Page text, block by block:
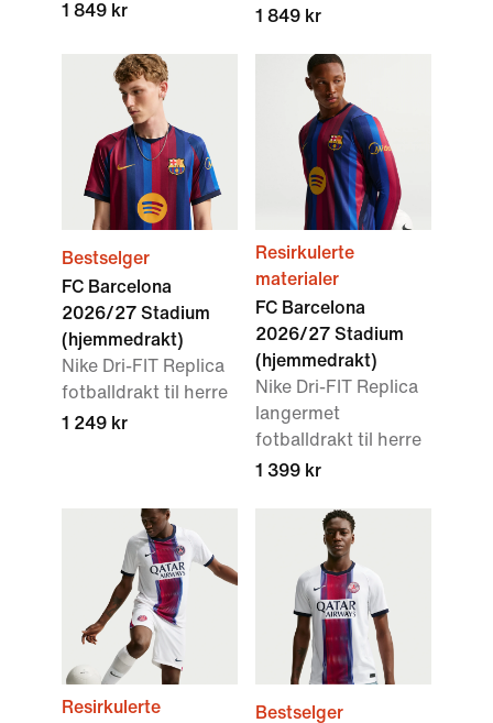
1 849 kr
1 849 kr
Bestselger
FC Barcelona
2026/27 Stadium
(hjemmedrakt)
Nike Dri-FIT Replica
fotballdrakt til herre
1 249 kr
Resirkulerte
materialer
FC Barcelona
2026/27 Stadium
(hjemmedrakt)
Nike Dri-FIT Replica
langermet
fotballdrakt til herre
1 399 kr
Resirkulerte
Bestselger